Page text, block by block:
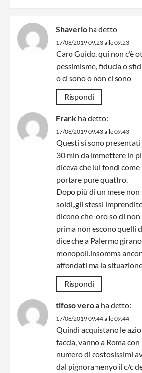
Shaverio ha detto:
17/06/2019 09:23 alle 09:23
Caro Guido, qui non c’è
pessimismo, fiducia o
o ci sono o non ci sono
Rispondi
Frank ha detto:
17/06/2019 09:43 alle 09:43
Questi si sono
30 mln da immettere in
diceva che lui fondi
portare pure quattro.
Dopo più di un mese non
soldi,.gli stessi
dicono che loro soldi
prima non escono quelli
dice che a Palermo
monopoli.insomma
affondati ma la
Rispondi
tifoso vero a ha detto:
17/06/2019 09:44 alle 09:44
Quindi acquistano le
faccia, vanno a Roma
numero di costosissimi
dal pignoramenyo il c/c